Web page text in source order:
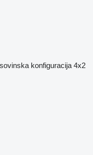
konfiguracija 4x2